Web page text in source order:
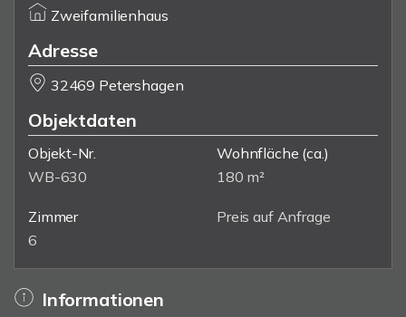
Zweifamilienhaus
Adresse
32469 Petershagen
Objektdaten
Objekt-Nr.
WB-630
Wohnfläche (ca.)
180 m²
Zimmer
6
Preis auf Anfrage
Informationen